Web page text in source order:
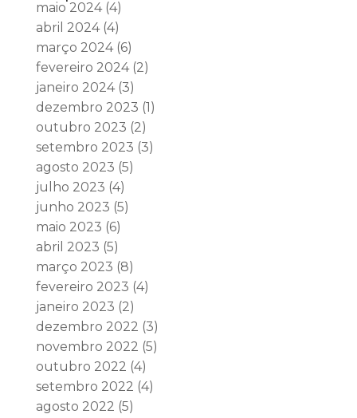
maio 2024(4)
abril 2024(4)
março 2024(6)
fevereiro 2024(2)
janeiro 2024(3)
dezembro 2023 (1)
outubro 2023 (2)
setembro 2023 (3)
agosto 2023 (5)
julho 2023 (4)
junho 2023 (5)
maio 2023 (6)
abril 2023 (5)
março 2023 (8)
fevereiro 2023 (4)
janeiro 2023 (2)
dezembro 2022 (3)
novembro 2022 (5)
outubro 2022 (4)
setembro 2022 (4)
agosto 2022 (5)